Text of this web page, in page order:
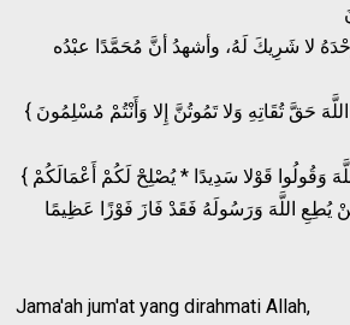
وَحْدَهُ لا شَرِيكَ لَهُ، وأشهدُ أنَّ مُحَمَّدًا عبْدُه
{ يَاأَيُّهَا الَّذِينَ آمَنُوا اتَّقُوا اللَّهَ حَقَّ تُقَاتِهِ وَلا تَمُوتُنَّ إِلا وَأَنْتُمْ مُسْلِمُونَ }
{ يَاأَيُّهَا الَّذِينَ آمَنُوا اتَّقُوا اللَّهَ وَقُولُوا قَوْلا سَدِيدًا * يُصْلِحْ لَكُمْ أَعْمَالَكُمْ
يُطِعِ اللَّهَ وَرَسُولَهُ فَقَدْ فَازَ فَوْزًا عَظِيمًا }
Jama'ah jum'at yang dirahmati Allah,